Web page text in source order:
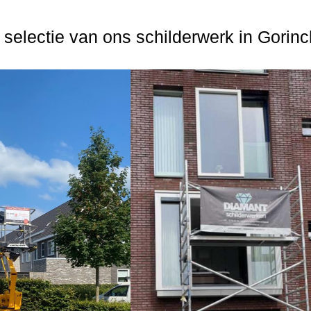
selectie van ons schilderwerk in